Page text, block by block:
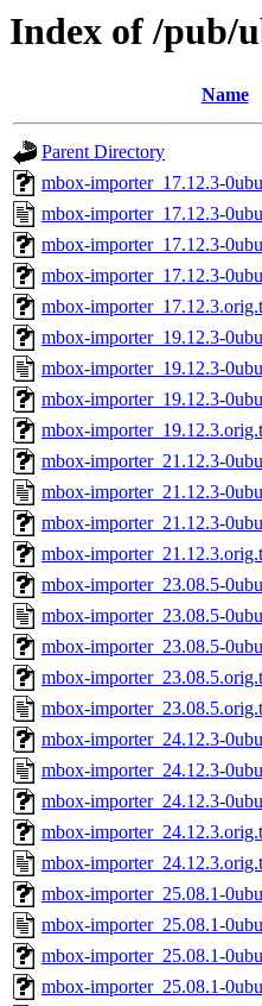
Index of /pub/
Name
Parent Directory
mbox-importer_17.12.3-
mbox-importer_17.12.3-
mbox-importer_17.12.3-
mbox-importer_17.12.3-
mbox-
mbox-importer_19.12.3-
mbox-importer_19.12.3-
mbox-importer_19.12.3-
mbox-
mbox-importer_21.12.3-
mbox-importer_21.12.3-
mbox-importer_21.12.3-
mbox-
mbox-importer_23.08.5-
mbox-importer_23.08.5-
mbox-importer_23.08.5-
mbox-
mbox-
mbox-importer_24.12.3-
mbox-importer_24.12.3-
mbox-importer_24.12.3-
mbox-
mbox-
mbox-importer_25.08.1-
mbox-importer_25.08.1-
mbox-importer_25.08.1-
mbox-importer_25.08.1-